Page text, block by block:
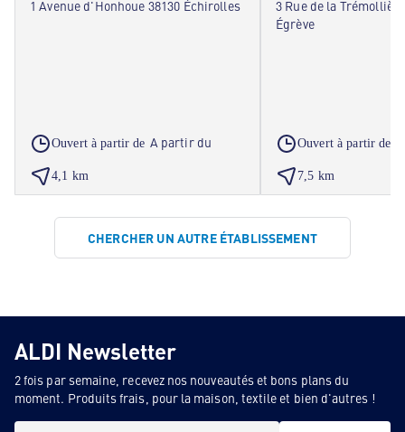
1 Avenue d'Honhoue 38130 Échirolles
Ouvert à partir de A partir du
4,1 km
3 Rue de la
Égrève
Ouvert à partir de
7,5 km
CHERCHER UN AUTRE ÉTABLISSEMENT
ALDI Newsletter
2 fois par semaine, recevez nos nouveautés et bons plans du
moment. Produits frais, pour la maison, textile et bien d'autres !